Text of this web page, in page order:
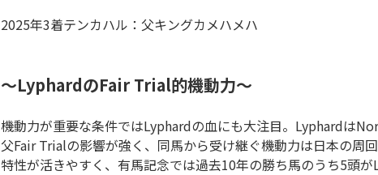
2025年3着テンカハル：父キングカメハメハ
～LyphardのFair Trial的機動力～
機動力が重要な条件ではLyphardの血にも大注目。Lyphardは
父Fair Trialの影響が強く、同馬から受け継ぐ機動力は日本の周
特性が活きやすく、有馬記念では過去10年の勝ち馬のうち5頭